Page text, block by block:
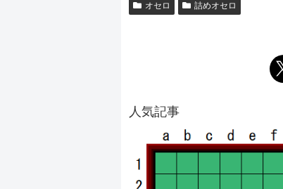
オセロ 詰めオセロ
人気記事